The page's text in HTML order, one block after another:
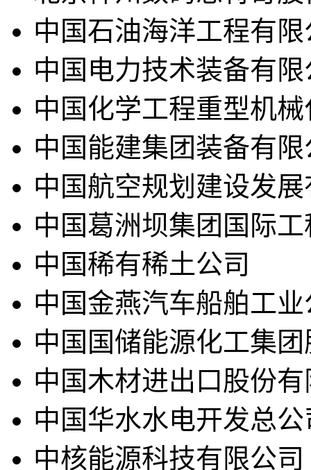
中国石油海洋工程有
中国电力技术装备有
中国化学工程重型机
中国能建集团装备有
中国航空规划建设发
中国葛洲坝集团国际
中国稀有稀土公司
中国金燕汽车船舶工
中国国储能源化工集
中国木材进出口股份
中国华水水电开发总公
中核能源科技有限公司